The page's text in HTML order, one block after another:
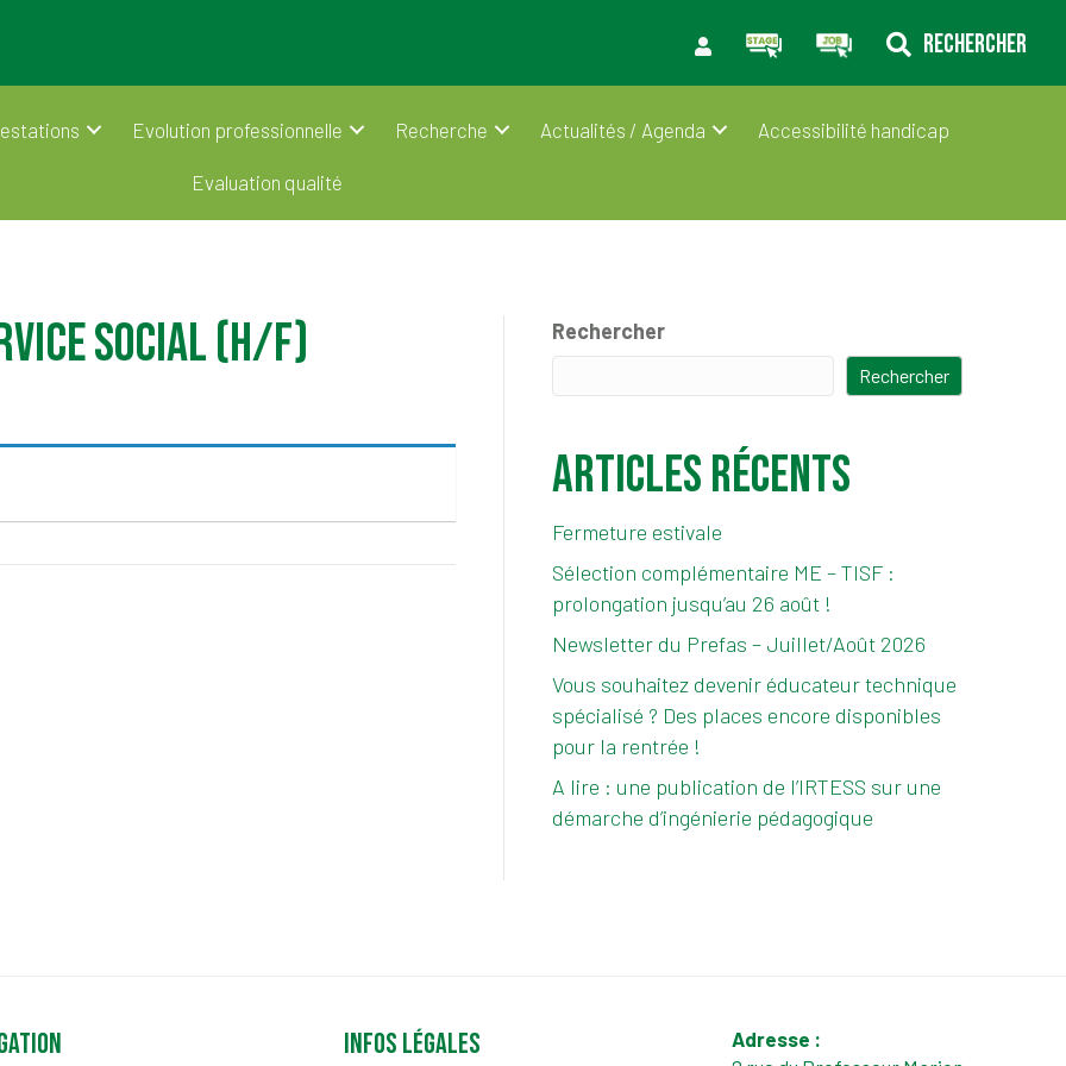
RECHERCHER
Evolution professionnelle Recherche Actualités / Agenda Accessibilité handicap
Evaluation qualité
social (H/F) Rechercher
Rechercher
Articles récents
Fermeture estivale
Sélection complémentaire ME – TISF :
prolongation jusqu’au 26 août !
Newsletter du Prefas – Juillet/Août 2026
Vous souhaitez devenir éducateur technique
spécialisé ? Des places encore disponibles
pour la rentrée !
A lire : une publication de l’IRTESS sur une
démarche d’ingénierie pédagogique
Infos légales
Adresse :